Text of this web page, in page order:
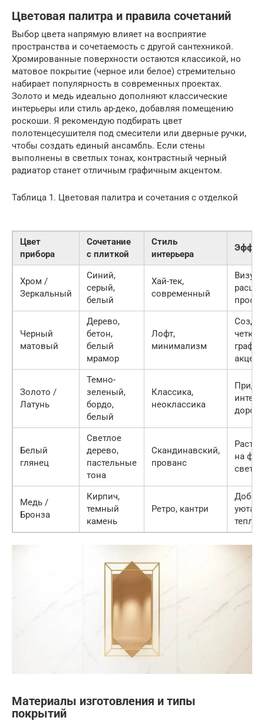
Цветовая палитра и правила сочетаний
Выбор цвета напрямую влияет на восприятие
пространства и сочетаемость с другой сантехникой.
Хромированные поверхности остаются классикой, но
матовое покрытие (черное или белое) стремительно
набирает популярность в современных проектах.
Золото и медь идеально дополняют классические
интерьеры или стиль ар-деко, добавляя помещению
роскоши. Я рекомендую подбирать цвет
полотенцесушителя под смесители или дверные ручки,
чтобы создать единый ансамбль. Если стены
выполнены в светлых тонах, контрастный черный
радиатор станет отличным графичным акцентом.
Таблица 1. Цветовая палитра и сочетания с отделкой
Цвет
прибора
Сочетание
с плиткой
Стиль
интерьера
Хром /
Зеркальный
Синий,
серый,
белый
Хай-тек,
современный
Черный
матовый
Дерево,
бетон,
белый
мрамор
Лофт,
минимализм
четкий
акцент
Золото /
Латунь
Темно-
зеленый,
бордо,
белый
Классика,
неоклассика
Белый
глянец
Светлое
дерево,
пастельные
тона
Скандинавский,
прованс
на
Медь /
Бронза
Кирпич,
темный
камень
Ретро, кантри
уюта и
Материалы изготовления и типы
покрытий